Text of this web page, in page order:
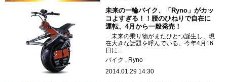
未来の一輪バイク、「Ryno」がカッ
コよすぎる！！腰のひねりで自在に
運転、4月から一般発売！
未来の乗り物がまたひとつ誕生し、現
在大きな話題を呼んでいる。今年4月16
日に...
バイク
Ryno
2014.01.29 14:30